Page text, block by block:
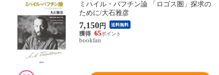
ミハイル・バフチン論 「ロゴス圏」探求の
ために/大石雅彦
7,150円 送料無料
65
bookfan